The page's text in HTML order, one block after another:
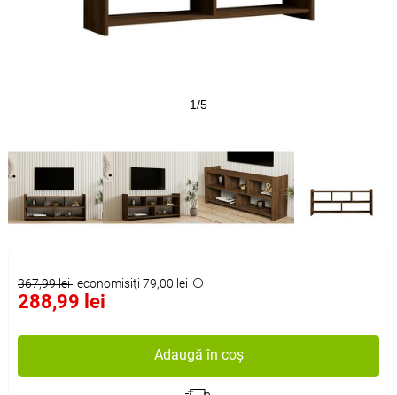
1/5
367,99 lei economisiţi 79,00 lei
288,99 lei
Adaugă în coș